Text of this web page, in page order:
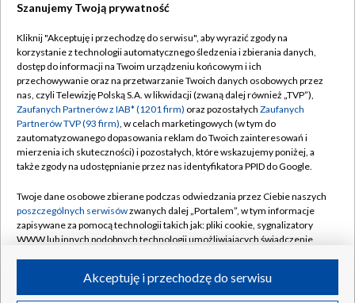
TVP
Abonament TVP
Emisja w TVP
Centrum informacji TVP
Naziemna Telewizja Cyfrowa
Rada Programowa
System NOS
Informacje o nadawcy
Program dla prasy
Regulamin TVP
Polityka prywatności
Moje zgody
Pomoc
Kontakt
Kanały
Szanujemy Twoją prywatność
Kliknij "Akceptuję i przechodzę do serwisu", aby wyrazić zgody na
korzystanie z technologii automatycznego śledzenia i zbierania danych,
dostęp do informacji na Twoim urządzeniu końcowym i ich
przechowywanie oraz na przetwarzanie Twoich danych osobowych przez
nas, czyli Telewizję Polską S.A. w likwidacji (zwaną dalej również „TVP”),
Zaufanych Partnerów z IAB* (1201 firm) oraz pozostałych Zaufanych
Partnerów TVP (93 firm), w celach marketingowych (w tym do
zautomatyzowanego dopasowania reklam do Twoich zainteresowań i
mierzenia ich skuteczności) i pozostałych, które wskazujemy poniżej, a
także zgody na udostępnianie przez nas identyfikatora PPID do Google.
Twoje dane osobowe zbierane podczas odwiedzania przez Ciebie naszych
poszczególnych serwisówzwanych dalej „Portalem”, w tym informacje
zapisywane za pomocą technologii takich jak: pliki cookie, sygnalizatory
WWW lub innych podobnych technologii umożliwiających świadczenie
ruchu w Internecie.Akceptuję i przechodzę do serwisu